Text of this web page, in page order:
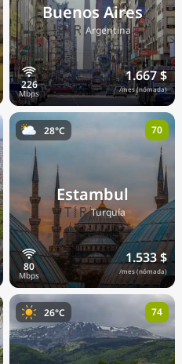
Buenos Aires
🇦🇷Argentina
1.667 $
/mes (nómada)
Estambul
🇹🇷Turquía
1.533 $
/mes (nómada)
28°C 70
26°C 74